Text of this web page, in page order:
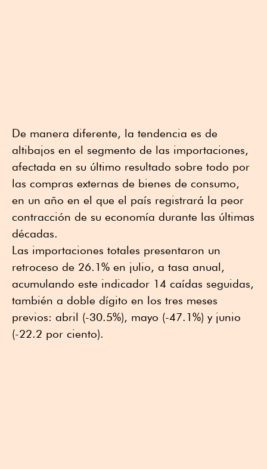
De manera diferente, la tendencia es de
altibajos en el segmento de las importaciones,
afectada en su último resultado sobre todo por
las compras externas de bienes de consumo,
en un año en el que el país registrará la peor
contracción de su economía durante las últimas
décadas.
Las importaciones totales presentaron un
retroceso de 26.1% en julio, a tasa anual,
acumulando este indicador 14 caídas seguidas,
también a doble dígito en los tres meses
previos: abril (-30.5%), mayo (-47.1%) y junio
(-22.2 por ciento).